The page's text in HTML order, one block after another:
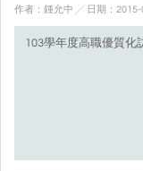
作者：鍾允中 ╱ 日期：
103學年度高職優質化